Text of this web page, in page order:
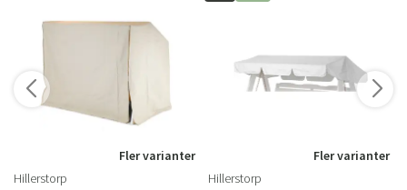
Fler varianter
Hillerstorp
Fler varianter
Hillerstorp